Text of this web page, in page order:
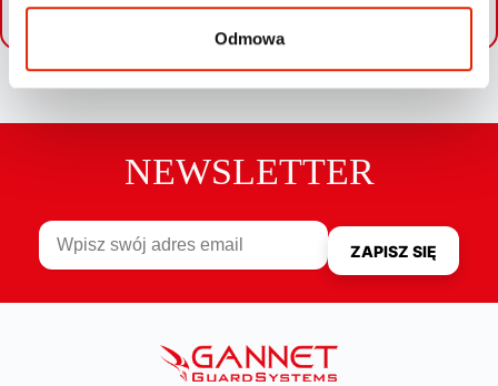
Odmowa
Leaflet|©OpenStreetMapcontributors
NEWSLETTER